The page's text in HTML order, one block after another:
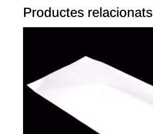
Productes relacionats